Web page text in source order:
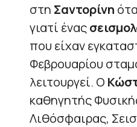
στη Σαντορίνη
γιατί ένας
που είχαν
Φεβρουαρίου
λειτουργεί. Ο
καθηγητής
Λιθόσφαιρας,